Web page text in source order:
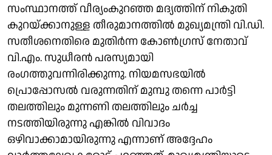
സംസ്ഥാനത്ത് വീര്യംകുറഞ്ഞ മദ്യത്തിന് നികുതി
കുറയ്ക്കാനുള്ള തീരുമാനത്തില്‍ മുഖ്യമന്ത്രി വി.ഡി.
സതീശനെതിരെ മുതിര്‍ന്ന കോണ്‍ഗ്രസ് നേതാവ്
വി.എം. സുധീരന്‍ പരസ്യമായി
രംഗത്തുവന്നിരിക്കുന്നു. നിയമസഭയില്‍
പ്രൊപ്പോസല്‍ വരുന്നതിന് മുമ്പു തന്നെ പാര്‍ട്ടി
തലത്തിലും മുന്നണി തലത്തിലും ചര്‍ച്ച
നടത്തിയിരുന്നു എങ്കില്‍ വിവാദം
ഒഴിവാക്കാമായിരുന്നു എന്നാണ് അദ്ദേഹം